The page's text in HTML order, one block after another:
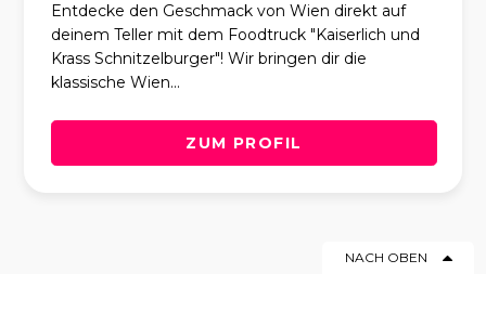
Entdecke den Geschmack von Wien direkt auf
deinem Teller mit dem Foodtruck "Kaiserlich und
Krass Schnitzelburger"! Wir bringen dir die
klassische Wien...
ZUM PROFIL
NACH OBEN